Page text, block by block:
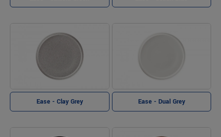
Ease - Clay Grey Ease - Dual Grey